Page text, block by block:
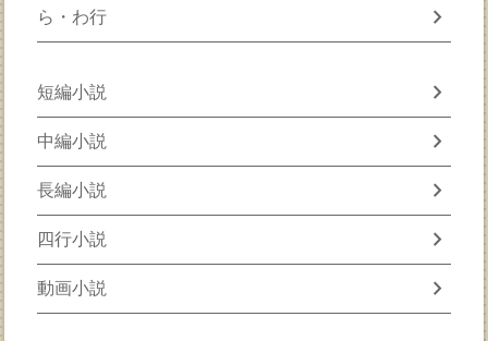
ら・わ行 chevron_right
短編小説 chevron_right
中編小説 chevron_right
長編小説 chevron_right
四行小説 chevron_right
動画小説 chevron_right